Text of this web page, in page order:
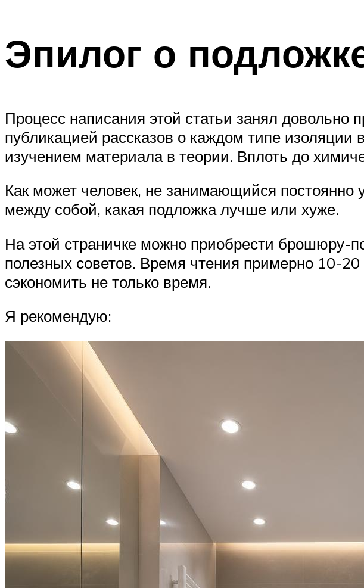
Эпилог о
Процесс написания этой статьи занял
публикацией рассказов о каждом типе
изучением материала в теории. Вплоть до
Как может человек, не занимающийся постоянно
между собой, какая подложка лучше или хуже.
На этой страничке можно приобрести брошюру-
полезных советов. Время чтения примерно 10-
сэкономить не только время.
Я рекомендую: